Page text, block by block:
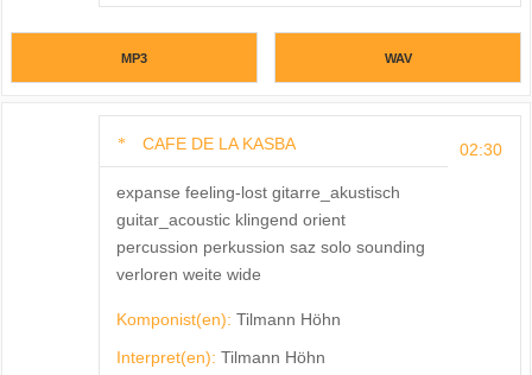
MP3 WAV
CAFE DE LA KASBA 02:30
expanse feeling-lost gitarre_akustisch
guitar_acoustic klingend orient
percussion perkussion saz solo sounding
verloren weite wide
Komponist(en): Tilmann Höhn
Interpret(en): Tilmann Höhn